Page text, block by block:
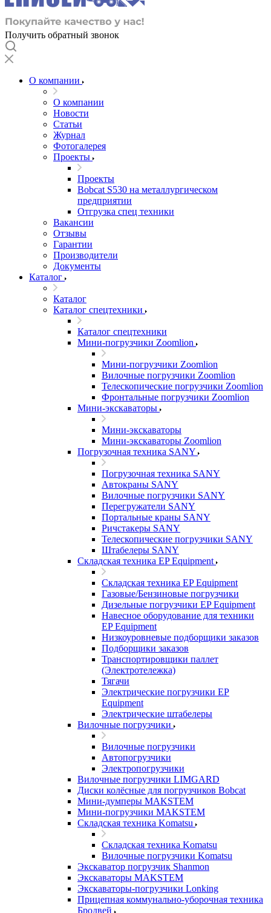
Получить обратный звонок
О компании
О компании
Новости
Статьи
Журнал
Фотогалерея
Проекты
Проекты
Bobcat S530 на металлургическом
предприятии
Отгрузка спец техники
Вакансии
Отзывы
Гарантии
Производители
Документы
Каталог
Каталог
Каталог спецтехники
Каталог спецтехники
Мини-погрузчики Zoomlion
Мини-погрузчики Zoomlion
Вилочные погрузчики Zoomlion
Телескопические погрузчики Zoomlion
Фронтальные погрузчики Zoomlion
Мини-экскаваторы
Мини-экскаваторы
Мини-экскаваторы Zoomlion
Погрузочная техника SANY
Погрузочная техника SANY
Автокраны SANY
Вилочные погрузчики SANY
Перегружатели SANY
Портальные краны SANY
Ричстакеры SANY
Телескопические погрузчики SANY
Штабелеры SANY
Складская техника EP Equipment
Складская техника EP Equipment
Газовые/Бензиновые погрузчики
Дизельные погрузчики EP Equipment
Навесное оборудование для техники
EP Equipment
Низкоуровневые подборщики заказов
Подборщики заказов
Транспортировщики паллет
(Электротележка)
Тягачи
Электрические погрузчики EP
Equipment
Электрические штабелеры
Вилочные погрузчики
Вилочные погрузчики
Автопогрузчики
Электропогрузчики
Вилочные погрузчики LIMGARD
Диски колёсные для погрузчиков Bobcat
Мини-думперы MAKSTEM
Мини-погрузчики MAKSTEM
Складская техника Komatsu
Складская техника Komatsu
Вилочные погрузчики Komatsu
Экскаватор погрузчик Shanmon
Экскаваторы MAKSTEM
Экскаваторы-погрузчики Lonking
Прицепная коммунально-уборочная техника
Бродвей